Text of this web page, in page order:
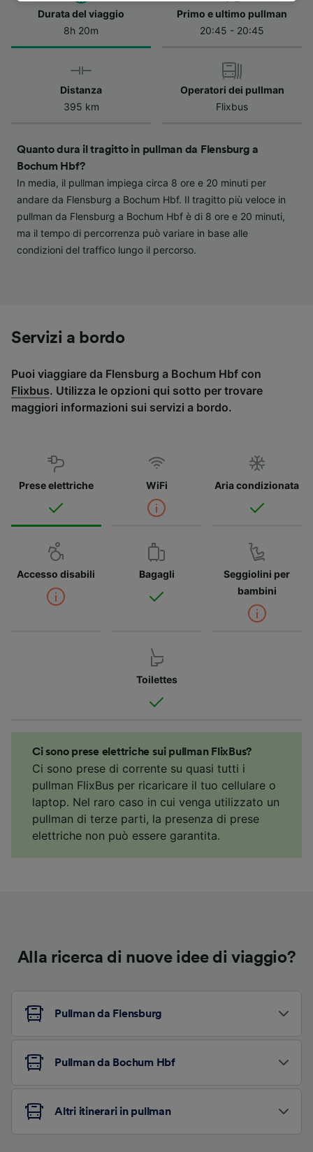
Durata del viaggio
8h 20m
Primo e ultimo pullman
20:45 - 20:45
Distanza
395 km
Operatori dei pullman
Flixbus
Quanto dura il tragitto in pullman da Flensburg a
Bochum Hbf?
In media, il pullman impiega circa 8 ore e 20 minuti per
andare da Flensburg a Bochum Hbf. Il tragitto più veloce in
pullman da Flensburg a Bochum Hbf è di 8 ore e 20 minuti,
ma il tempo di percorrenza può variare in base alle
condizioni del traffico lungo il percorso.
Servizi a bordo
Puoi viaggiare da Flensburg a Bochum Hbf con
Flixbus. Utilizza le opzioni qui sotto per trovare
maggiori informazioni sui servizi a bordo.
Prese elettriche WiFi Aria condizionata
Accesso disabili Bagagli
Seggiolini per
bambini
Toilettes
Ci sono prese elettriche sui pullman FlixBus?
Ci sono prese di corrente su quasi tutti i
pullman FlixBus per ricaricare il tuo cellulare o
laptop. Nel raro caso in cui venga utilizzato un
pullman di terze parti, la presenza di prese
elettriche non può essere garantita.
Alla ricerca di nuove idee di viaggio?
Pullman da Flensburg
Pullman da Bochum Hbf
Altri itinerari in pullman
dell'informativa sulla privacy. Queste scelte
verranno segnalate ai nostri partner e non
tracciamento se non ci hai fornito il consenso
per farlo.
Utilizzare dati di geolocalizzazione precisi.
Scansione attiva delle caratteristiche del
dispositivo ai fini dell’identificazione.
Archiviare informazioni su dispositivo e/o
accedervi. Pubblicità e contenuti
personalizzati, misurazione delle prestazioni
dei contenuti e degli annunci, ricerche sul
pubblico, sviluppo di servizi.